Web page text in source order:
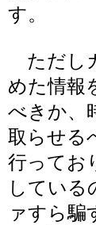
す。
ただし
めた情報
べきか、
取らせる
行ってお
している
ァすら騙